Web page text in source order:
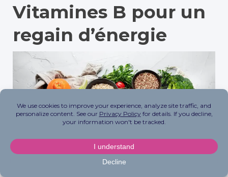
Vitamines B pour un
regain d’énergie